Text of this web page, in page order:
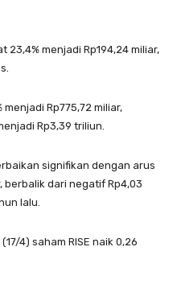
menjadi Rp194,24 miliar,
Rp775,72 miliar,
Rp3,39 triliun.
signifikan dengan arus
berbalik dari negatif Rp4,03
lalu.
4) saham RISE naik 0,26